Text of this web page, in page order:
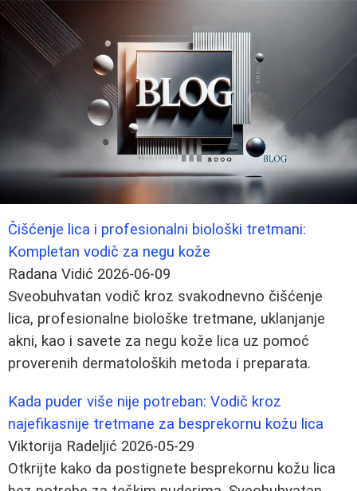
Čišćenje lica i profesionalni biološki tretmani:
Kompletan vodič za negu kože
Radana Vidić 2026-06-09
Sveobuhvatan vodič kroz svakodnevno čišćenje
lica, profesionalne biološke tretmane, uklanjanje
akni, kao i savete za negu kože lica uz pomoć
proverenih dermatoloških metoda i preparata.
Kada puder više nije potreban: Vodič kroz
najefikasnije tretmane za besprekornu kožu lica
Viktorija Radeljić 2026-05-29
Otkrijte kako da postignete besprekornu kožu lica